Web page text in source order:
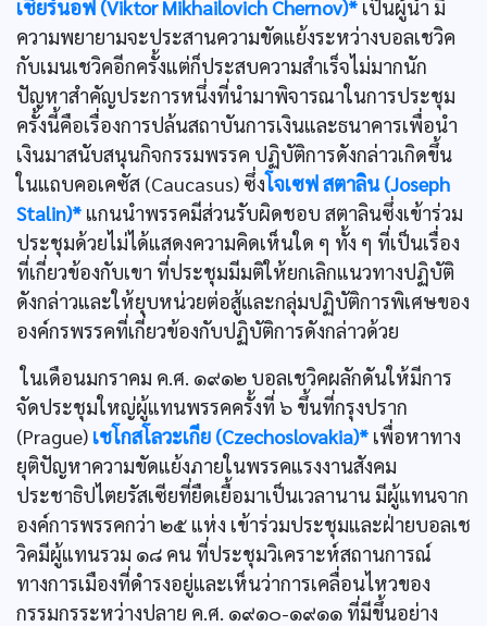
เชียร์นอฟ (Viktor Mikhailovich Chernov)* เป็นผู้นำ มี
ความพยายามจะประสานความขัดแย้งระหว่างบอลเชวิค
กับเมนเชวิคอีกครั้งแต่ก็ประสบความสำเร็จไม่มากนัก
ปัญหาสำคัญประการหนึ่งที่นำมาพิจารณาในการประชุม
ครั้งนี้คือเรื่องการปล้นสถาบันการเงินและธนาคารเพื่อนำ
เงินมาสนับสนุนกิจกรรมพรรค ปฏิบัติการดังกล่าวเกิดขึ้น
ในแถบคอเคซัส (Caucasus) ซึ่งโจเซฟ สตาลิน (Joseph
Stalin)* แกนนำพรรคมีส่วนรับผิดชอบ สตาลินซึ่งเข้าร่วม
ประชุมด้วยไม่ได้แสดงความคิดเห็นใด ๆ ทั้ง ๆ ที่เป็นเรื่อง
ที่เกี่ยวข้องกับเขา ที่ประชุมมีมติให้ยกเลิกแนวทางปฏิบัติ
ดังกล่าวและให้ยุบหน่วยต่อสู้และกลุ่มปฏิบัติการพิเศษของ
องค์กรพรรคที่เกี่ยวข้องกับปฏิบัติการดังกล่าวด้วย
ในเดือนมกราคม ค.ศ. ๑๙๑๒ บอลเชวิคผลักดันให้มีการ
จัดประชุมใหญ่ผู้แทนพรรคครั้งที่ ๖ ขึ้นที่กรุงปราก
(Prague) เชโกสโลวะเกีย (Czechoslovakia)* เพื่อหาทาง
ยุติปัญหาความขัดแย้งภายในพรรคแรงงานสังคม
ประชาธิปไตยรัสเซียที่ยืดเยื้อมาเป็นเวลานาน มีผู้แทนจาก
องค์การพรรคกว่า ๒๕ แห่ง เข้าร่วมประชุมและฝ่ายบอลเช
วิคมีผู้แทนรวม ๑๘ คน ที่ประชุมวิเคราะห์สถานการณ์
ทางการเมืองที่ดำรงอยู่และเห็นว่าการเคลื่อนไหวของ
กรรมกรระหว่างปลาย ค.ศ. ๑๙๑๐-๑๙๑๑ ที่มีขึ้นอย่าง